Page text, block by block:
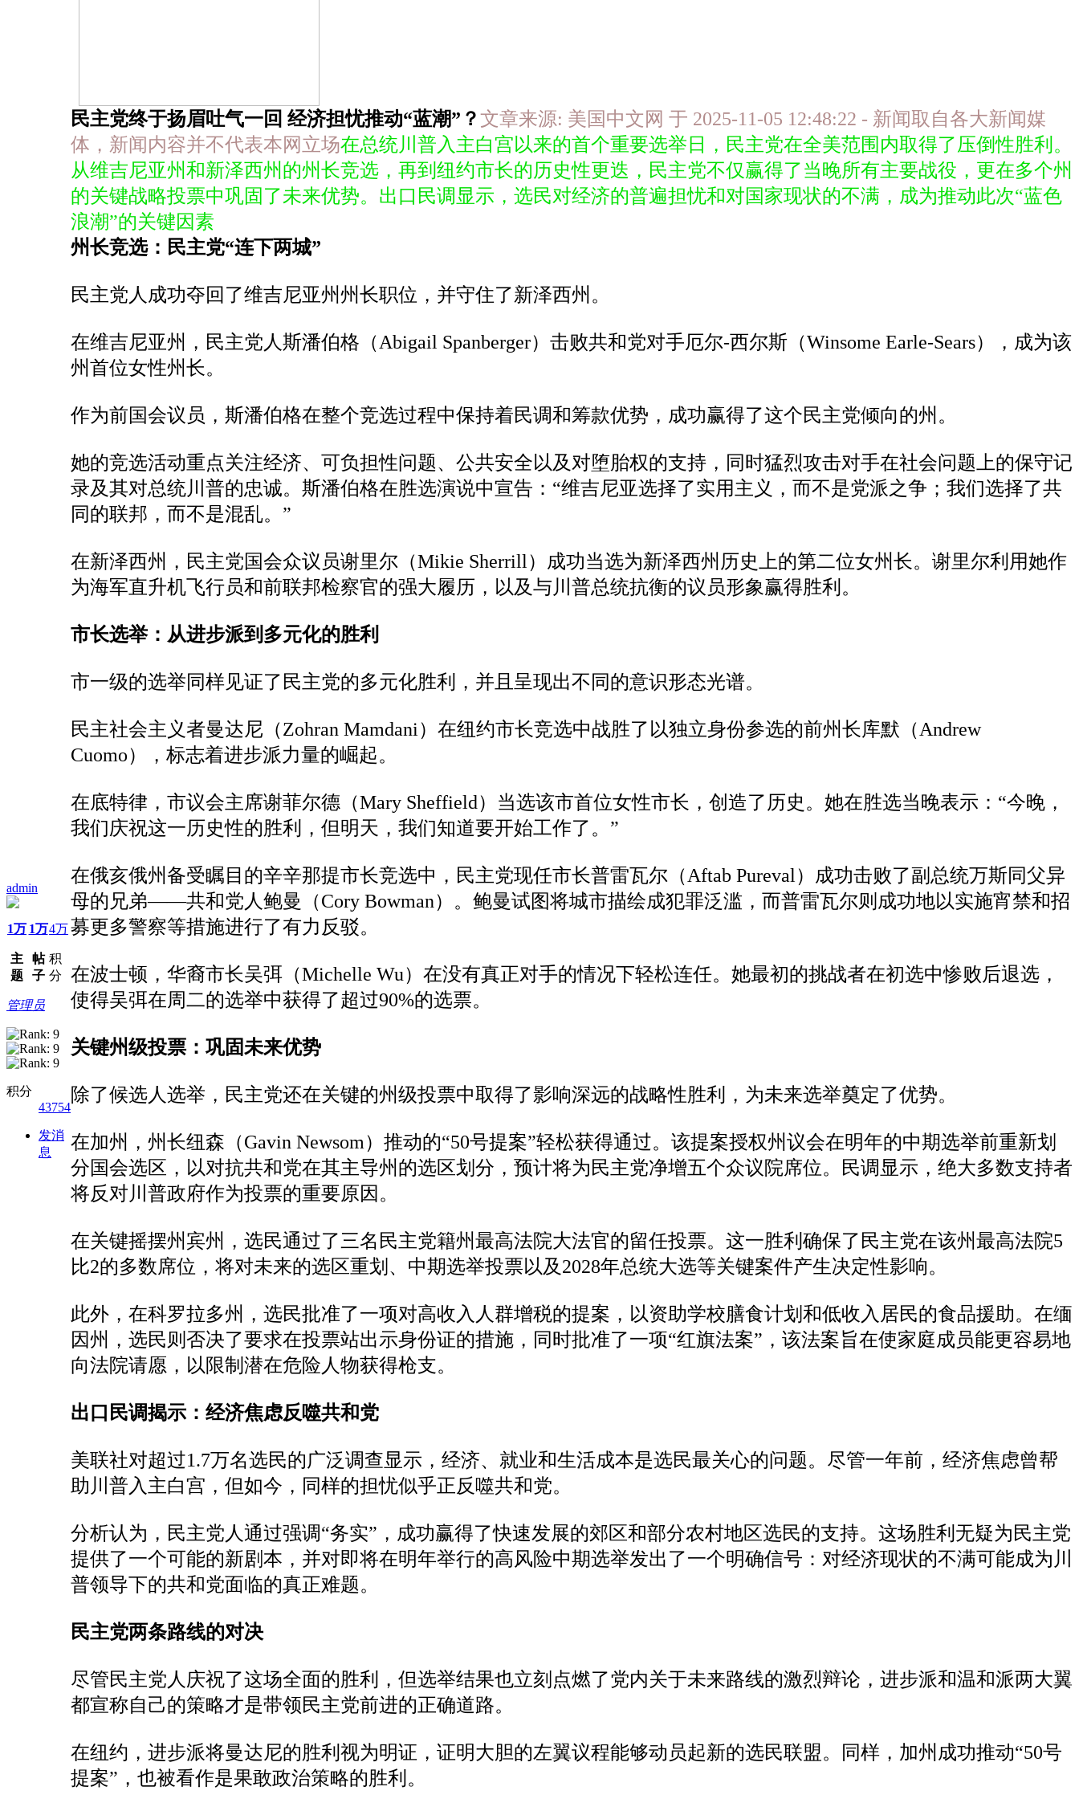
admin
1万
主
题
1万
帖
子
4万
积
分
管理员
积分
43754
发消
息
民主党终于扬眉吐气一回 经济担忧推动“蓝潮”？文章来源: 美国中文网 于 2025-11-05 12:48:22 - 新闻取自各大新闻媒
体，新闻内容并不代表本网立场在总统川普入主白宫以来的首个重要选举日，民主党在全美范围内取得了压倒性胜利。
从维吉尼亚州和新泽西州的州长竞选，再到纽约市长的历史性更迭，民主党不仅赢得了当晚所有主要战役，更在多个州
的关键战略投票中巩固了未来优势。出口民调显示，选民对经济的普遍担忧和对国家现状的不满，成为推动此次“蓝色
浪潮”的关键因素
州长竞选：民主党“连下两城”
民主党人成功夺回了维吉尼亚州州长职位，并守住了新泽西州。
在维吉尼亚州，民主党人斯潘伯格（Abigail Spanberger）击败共和党对手厄尔-西尔斯（Winsome Earle-Sears），成为该
州首位女性州长。
作为前国会议员，斯潘伯格在整个竞选过程中保持着民调和筹款优势，成功赢得了这个民主党倾向的州。
她的竞选活动重点关注经济、可负担性问题、公共安全以及对堕胎权的支持，同时猛烈攻击对手在社会问题上的保守记
录及其对总统川普的忠诚。斯潘伯格在胜选演说中宣告：“维吉尼亚选择了实用主义，而不是党派之争；我们选择了共
同的联邦，而不是混乱。”
在新泽西州，民主党国会众议员谢里尔（Mikie Sherrill）成功当选为新泽西州历史上的第二位女州长。谢里尔利用她作
为海军直升机飞行员和前联邦检察官的强大履历，以及与川普总统抗衡的议员形象赢得胜利。
市长选举：从进步派到多元化的胜利
市一级的选举同样见证了民主党的多元化胜利，并且呈现出不同的意识形态光谱。
民主社会主义者曼达尼（Zohran Mamdani）在纽约市长竞选中战胜了以独立身份参选的前州长库默（Andrew
Cuomo），标志着进步派力量的崛起。
在底特律，市议会主席谢菲尔德（Mary Sheffield）当选该市首位女性市长，创造了历史。她在胜选当晚表示：“今晚，
我们庆祝这一历史性的胜利，但明天，我们知道要开始工作了。”
在俄亥俄州备受瞩目的辛辛那提市长竞选中，民主党现任市长普雷瓦尔（Aftab Pureval）成功击败了副总统万斯同父异
母的兄弟——共和党人鲍曼（Cory Bowman）。鲍曼试图将城市描绘成犯罪泛滥，而普雷瓦尔则成功地以实施宵禁和招
募更多警察等措施进行了有力反驳。
在波士顿，华裔市长吴弭（Michelle Wu）在没有真正对手的情况下轻松连任。她最初的挑战者在初选中惨败后退选，
使得吴弭在周二的选举中获得了超过90%的选票。
关键州级投票：巩固未来优势
除了候选人选举，民主党还在关键的州级投票中取得了影响深远的战略性胜利，为未来选举奠定了优势。
在加州，州长纽森（Gavin Newsom）推动的“50号提案”轻松获得通过。该提案授权州议会在明年的中期选举前重新划
分国会选区，以对抗共和党在其主导州的选区划分，预计将为民主党净增五个众议院席位。民调显示，绝大多数支持者
将反对川普政府作为投票的重要原因。
在关键摇摆州宾州，选民通过了三名民主党籍州最高法院大法官的留任投票。这一胜利确保了民主党在该州最高法院5
比2的多数席位，将对未来的选区重划、中期选举投票以及2028年总统大选等关键案件产生决定性影响。
此外，在科罗拉多州，选民批准了一项对高收入人群增税的提案，以资助学校膳食计划和低收入居民的食品援助。在缅
因州，选民则否决了要求在投票站出示身份证的措施，同时批准了一项“红旗法案”，该法案旨在使家庭成员能更容易地
向法院请愿，以限制潜在危险人物获得枪支。
出口民调揭示：经济焦虑反噬共和党
美联社对超过1.7万名选民的广泛调查显示，经济、就业和生活成本是选民最关心的问题。尽管一年前，经济焦虑曾帮
助川普入主白宫，但如今，同样的担忧似乎正反噬共和党。
分析认为，民主党人通过强调“务实”，成功赢得了快速发展的郊区和部分农村地区选民的支持。这场胜利无疑为民主党
提供了一个可能的新剧本，并对即将在明年举行的高风险中期选举发出了一个明确信号：对经济现状的不满可能成为川
普领导下的共和党面临的真正难题。
民主党两条路线的对决
尽管民主党人庆祝了这场全面的胜利，但选举结果也立刻点燃了党内关于未来路线的激烈辩论，进步派和温和派两大翼
都宣称自己的策略才是带领民主党前进的正确道路。
在纽约，进步派将曼达尼的胜利视为明证，证明大胆的左翼议程能够动员起新的选民联盟。同样，加州成功推动“50号
提案”，也被看作是果敢政治策略的胜利。